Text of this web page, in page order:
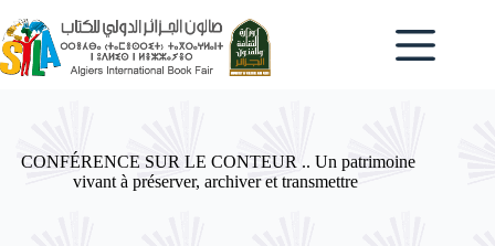
au
contenu
CONFÉRENCE SUR LE CONTEUR .. Un patrimoine
vivant à préserver, archiver et transmettre